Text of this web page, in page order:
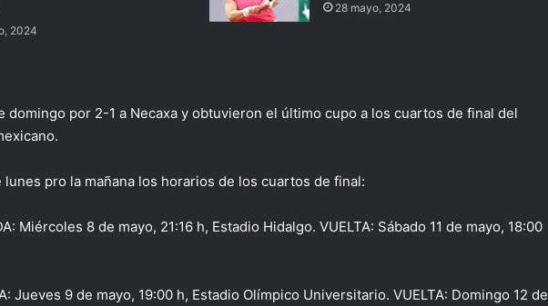
2024
28 mayo, 2024
domingo por 2-1 a Necaxa y obtuvieron el último cupo a los cuartos de final del
lunes pro la mañana los horarios de los cuartos de final:
Miércoles 8 de mayo, 21:16 h, Estadio Hidalgo. VUELTA: Sábado 11 de mayo, 18:00
Jueves 9 de mayo, 19:00 h, Estadio Olímpico Universitario. VUELTA: Domingo 12 de